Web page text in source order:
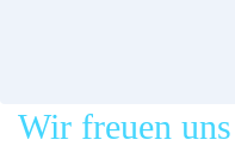
Wir freuen